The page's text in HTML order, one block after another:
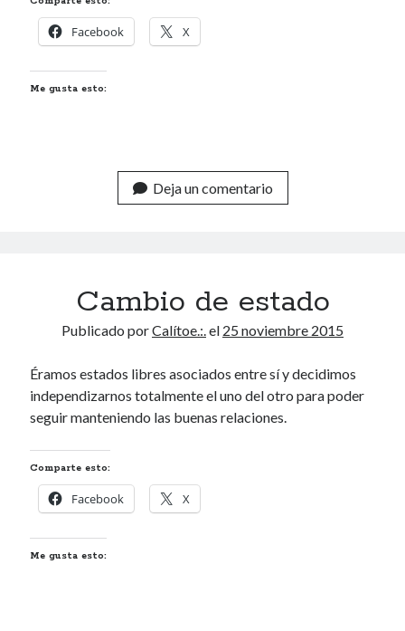
Calítoe.:.enMI HÁMSTER
Renegibertagu
MI HÁMSTER
Calítoe.:.enMaría Gripe
Calítoe.:.enMaría Gripe
DanielaenMaría Gripe
Técnicas de ligue
Categorías
Categorías
Archivos
Voyeurismo
Blue Jay Way
Facebook X
Me gusta esto:
Deja un comentario
Cambio de estado
Publicado porCalítoe.:.el 25 noviembre 2015
Éramos estados libres asociados entre sí y decidimos
independizarnos totalmente el uno del otro para poder
seguir manteniendo las buenas relaciones.
Comparte esto:
Facebook X
Me gusta esto: